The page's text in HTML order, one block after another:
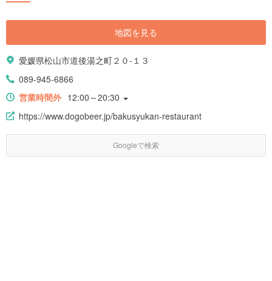
地図を見る
愛媛県松山市道後湯之町２０-１３
089-945-6866
営業時間外 12:00～20:30
https://www.dogobeer.jp/bakusyukan-restaurant
Googleで検索